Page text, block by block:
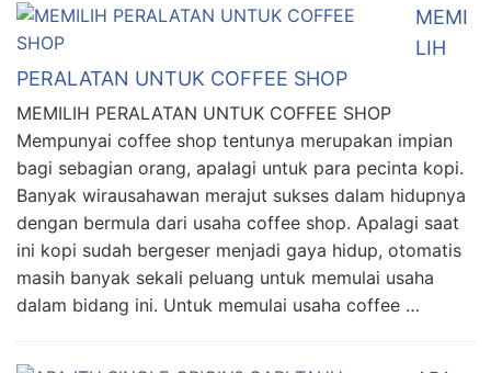
MEMI
LIH
PERALATAN UNTUK COFFEE SHOP
MEMILIH PERALATAN UNTUK COFFEE SHOP
Mempunyai coffee shop tentunya merupakan impian
bagi sebagian orang, apalagi untuk para pecinta kopi.
Banyak wirausahawan merajut sukses dalam hidupnya
dengan bermula dari usaha coffee shop. Apalagi saat
ini kopi sudah bergeser menjadi gaya hidup, otomatis
masih banyak sekali peluang untuk memulai usaha
dalam bidang ini. Untuk memulai usaha coffee …